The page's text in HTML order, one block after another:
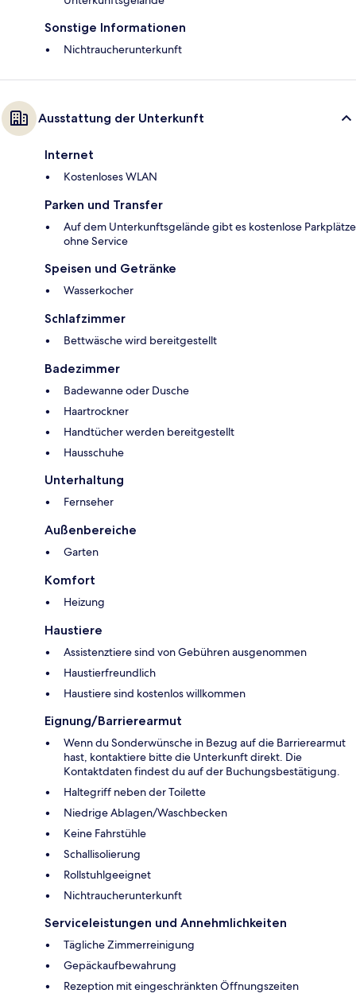
Sonstige Informationen
Nichtraucherunterkunft
Ausstattung der Unterkunft
Internet
Kostenloses WLAN
Parken und Transfer
Auf dem Unterkunftsgelände gibt es kostenlose Parkplätze
ohne Service
Speisen und Getränke
Wasserkocher
Schlafzimmer
Bettwäsche wird bereitgestellt
Badezimmer
Badewanne oder Dusche
Haartrockner
Handtücher werden bereitgestellt
Hausschuhe
Unterhaltung
Fernseher
Außenbereiche
Garten
Komfort
Heizung
Haustiere
Assistenztiere sind von Gebühren ausgenommen
Haustierfreundlich
Haustiere sind kostenlos willkommen
Eignung/Barrierearmut
Wenn du Sonderwünsche in Bezug auf die Barrierearmut
hast, kontaktiere bitte die Unterkunft direkt. Die
Kontaktdaten findest du auf der Buchungsbestätigung.
Haltegriff neben der Toilette
Niedrige Ablagen/Waschbecken
Keine Fahrstühle
Schallisolierung
Rollstuhlgeeignet
Nichtraucherunterkunft
Serviceleistungen und Annehmlichkeiten
Tägliche Zimmerreinigung
Gepäckaufbewahrung
Rezeption mit eingeschränkten Öffnungszeiten